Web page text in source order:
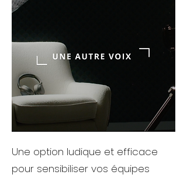
Une option ludique et efficace
pour sensibiliser vos équipes